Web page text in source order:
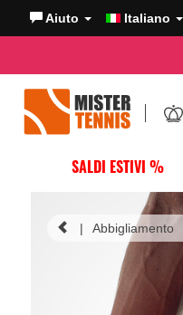
Aiuto Italiano
SALDI ESTIVI %
| Abbigliamento